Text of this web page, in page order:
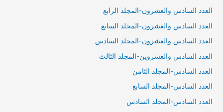
العدد السادس والعشرون-المجلد الرابع
العدد السادس والعشرون-المجلد السابع
العدد السادس والعشرون-المجلد السادس
العدد السادس والعشروين-المجلد الثالث
العدد السادس-المجلد الثامن
العدد السادس-المجلد السابع
العدد السادس-المجلد السادس